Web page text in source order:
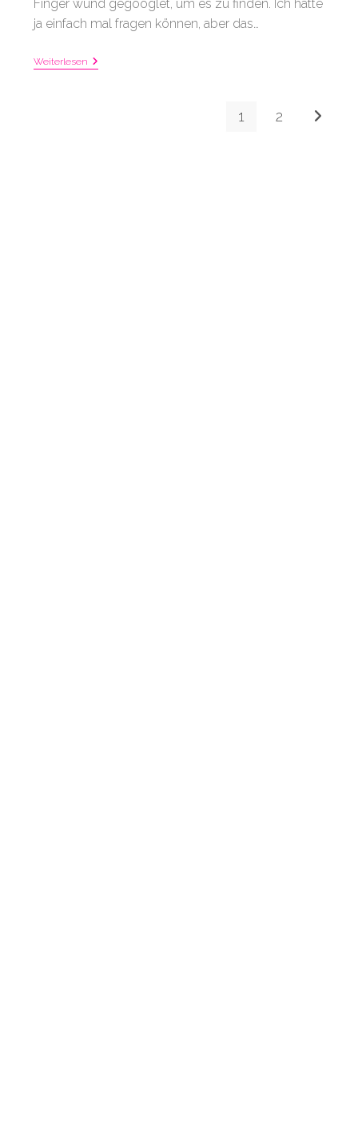
Finger wund gegooglet, um es zu finden. Ich hätte
ja einfach mal fragen können, aber das…
Weiterlesen Schrauben
1 2 Gehe